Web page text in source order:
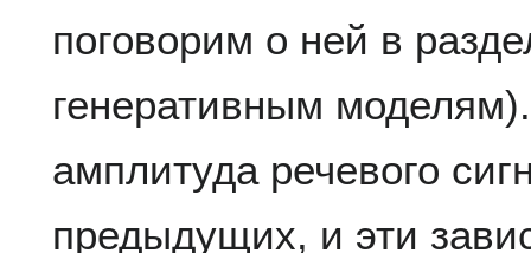
поговорим о ней в
генеративным
амплитуда речевого
предыдущих, и эти